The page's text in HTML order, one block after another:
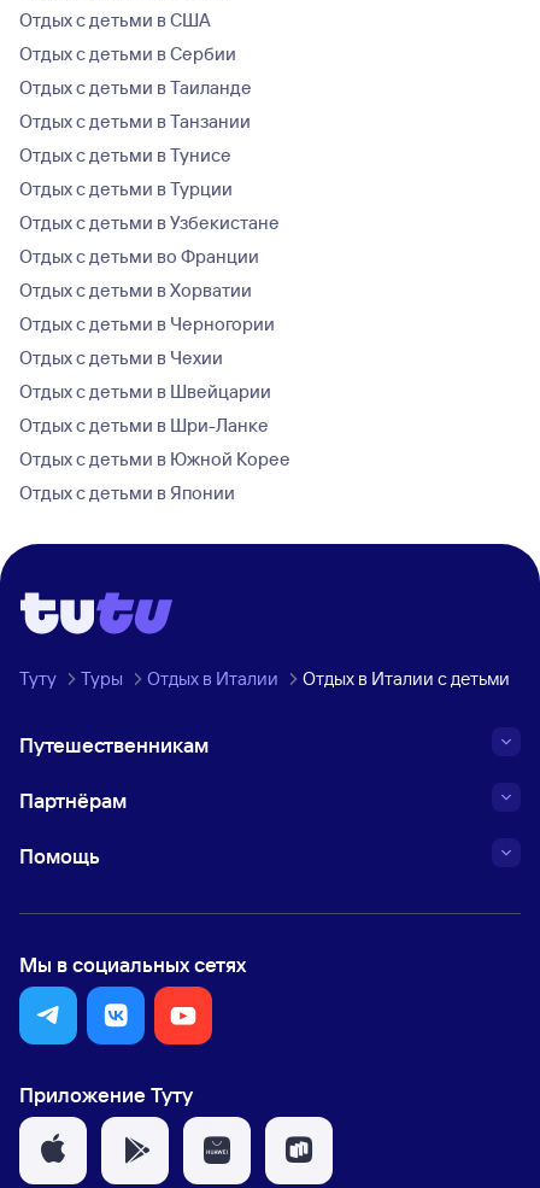
Отдых с детьми в США
Отдых с детьми в Сербии
Отдых с детьми в Таиланде
Отдых с детьми в Танзании
Отдых с детьми в Тунисе
Отдых с детьми в Турции
Отдых с детьми в Узбекистане
Отдых с детьми во Франции
Отдых с детьми в Хорватии
Отдых с детьми в Черногории
Отдых с детьми в Чехии
Отдых с детьми в Швейцарии
Отдых с детьми в Шри-Ланке
Отдых с детьми в Южной Корее
Отдых с детьми в Японии
Туту Туры Отдых в Италии Отдых в Италии с детьми
Путешественникам
Партнёрам
Помощь
Мы в социальных сетях
Приложение Туту